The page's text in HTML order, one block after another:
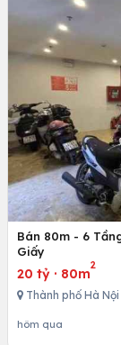
Bán 80m - 6
Giấy
20 tỷ · 80m
2
Thành phố Hà Nội
hôm qua